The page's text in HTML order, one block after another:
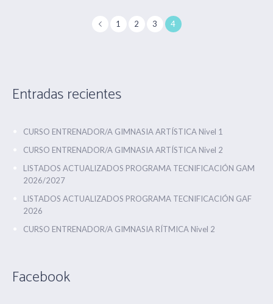
1 2 3 4
Entradas recientes
CURSO ENTRENADOR/A GIMNASIA ARTÍSTICA Nivel 1
CURSO ENTRENADOR/A GIMNASIA ARTÍSTICA Nivel 2
LISTADOS ACTUALIZADOS PROGRAMA TECNIFICACIÓN GAM
2026/2027
LISTADOS ACTUALIZADOS PROGRAMA TECNIFICACIÓN GAF
2026
CURSO ENTRENADOR/A GIMNASIA RÍTMICA Nivel 2
Facebook